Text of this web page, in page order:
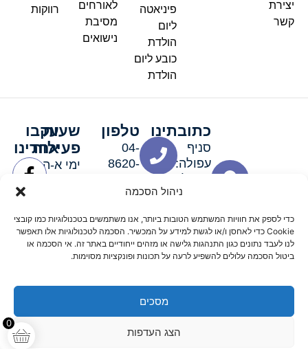
ניהול הסכמה
כדי לספק את חוויות המשתמש הטובות ביותר, אנו משתמשים בטכנולוגיות כמו קובצי
Cookie כדי לאחסן ו/או לגשת למידע על המכשיר. הסכמה לטכנולוגיות אלו תאפשר
לנו לעבד נתונים כגון התנהגות גלישה או מזהים ייחודיים באתר זה. אי הסכמה או
ביטול הסכמה עלולים להשפיע לרעה על תכונות ופונקציות מסוימות.
מסכים
הצג העדפות
0
יצירת
קשר
פיניאטה
ליום
הולדת
כובע ליום
הולדת
לאורחים
מסיבת
נישואים
רווקות
כתובתינו
סניף
עפולה:
סניף מגדל
האלה 19
טלפון
04-
8620-
שעות
פעילות
ימי א-ה:
ימי שישי
וערבי חג:
8:30-
15:00
עקבו
אחרינו
תקנון אתרשלום דיגיטל קידום אורגני מקצועי